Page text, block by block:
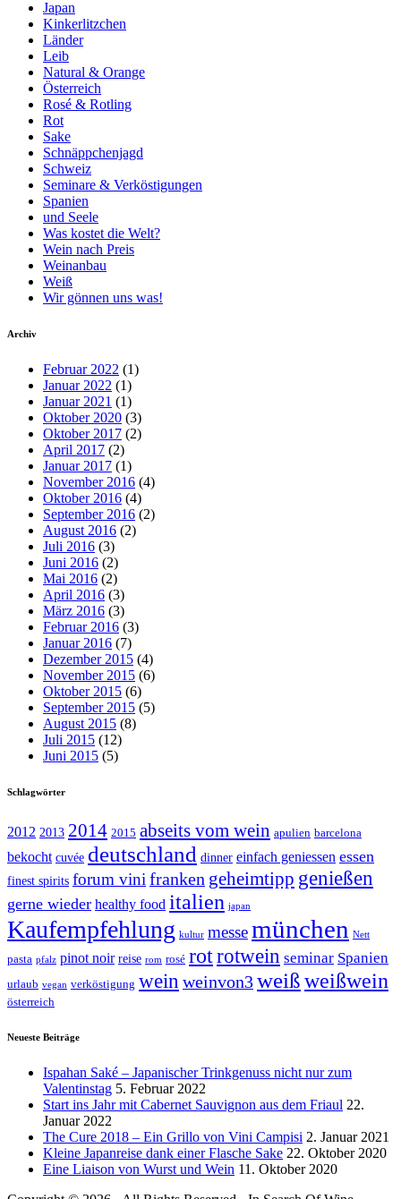
Japan
Kinkerlitzchen
Länder
Leib
Natural & Orange
Österreich
Rosé & Rotling
Rot
Sake
Schnäppchenjagd
Schweiz
Seminare & Verköstigungen
Spanien
und Seele
Was kostet die Welt?
Wein nach Preis
Weinanbau
Weiß
Wir gönnen uns was!
Archiv
Februar 2022 (1)
Januar 2022 (1)
Januar 2021 (1)
Oktober 2020 (3)
Oktober 2017 (2)
April 2017 (2)
Januar 2017 (1)
November 2016 (4)
Oktober 2016 (4)
September 2016 (2)
August 2016 (2)
Juli 2016 (3)
Juni 2016 (2)
Mai 2016 (2)
April 2016 (3)
März 2016 (3)
Februar 2016 (3)
Januar 2016 (7)
Dezember 2015 (4)
November 2015 (6)
Oktober 2015 (6)
September 2015 (5)
August 2015 (8)
Juli 2015 (12)
Juni 2015 (5)
Schlagwörter
2012 2013 2014 2015 abseits vom wein apulien barcelona
bekocht cuvée deutschland dinner einfach geniessen essen
finest spirits forum vini franken geheimtipp genießen
gerne wieder healthy food italien japan
Kaufempfehlung kultur messemünchen Nett
pasta pfalz pinot noir reise rom rosé rotrotwein seminar Spanien
urlaub vegan verköstigung wein weinvon3weißweißwein
österreich
Neueste Beiträge
Ispahan Saké – Japanischer Trinkgenuss nicht nur zum
Valentinstag 5. Februar 2022
Start ins Jahr mit Cabernet Sauvignon aus dem Friaul 22.
Januar 2022
The Cure 2018 – Ein Grillo von Vini Campisi 2. Januar 2021
Kleine Japanreise dank einer Flasche Sake 22. Oktober 2020
Eine Liaison von Wurst und Wein 11. Oktober 2020